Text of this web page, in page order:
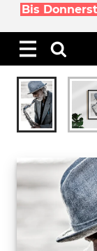
Bis